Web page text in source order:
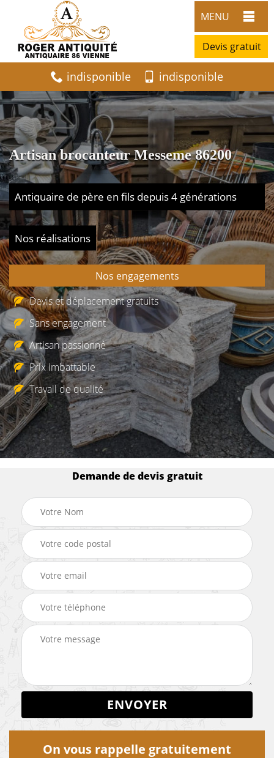
MENU
Devis gratuit
indisponible indisponible
Artisan brocanteur Messeme 86200
Antiquaire de père en fils depuis 4 générations
Nos réalisations
Nos engagements
Devis et déplacement gratuits
Sans engagement
Artisan passionné
Prix imbattable
Travail de qualité
Demande de devis gratuit
On vous rappelle gratuitement